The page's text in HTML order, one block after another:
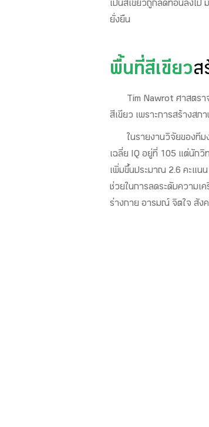
เป็นสีเขียวถูกลดทอนลงไ
ยั่งยืน
พื้นที่สีเขียวส
Tim Nawrot ศาสตร
สีเขียว เพราะการสร้างสภ
ในรายงานวิจัยของที
เฉลี่ย IQ อยู่ที่ 105 แต่นักวิ
เพิ่มขึ้นประมาณ 2.6 คะแน
ช่วยในการลดระดับความเ
ร่างกาย อารมณ์ จิตใจ สัง